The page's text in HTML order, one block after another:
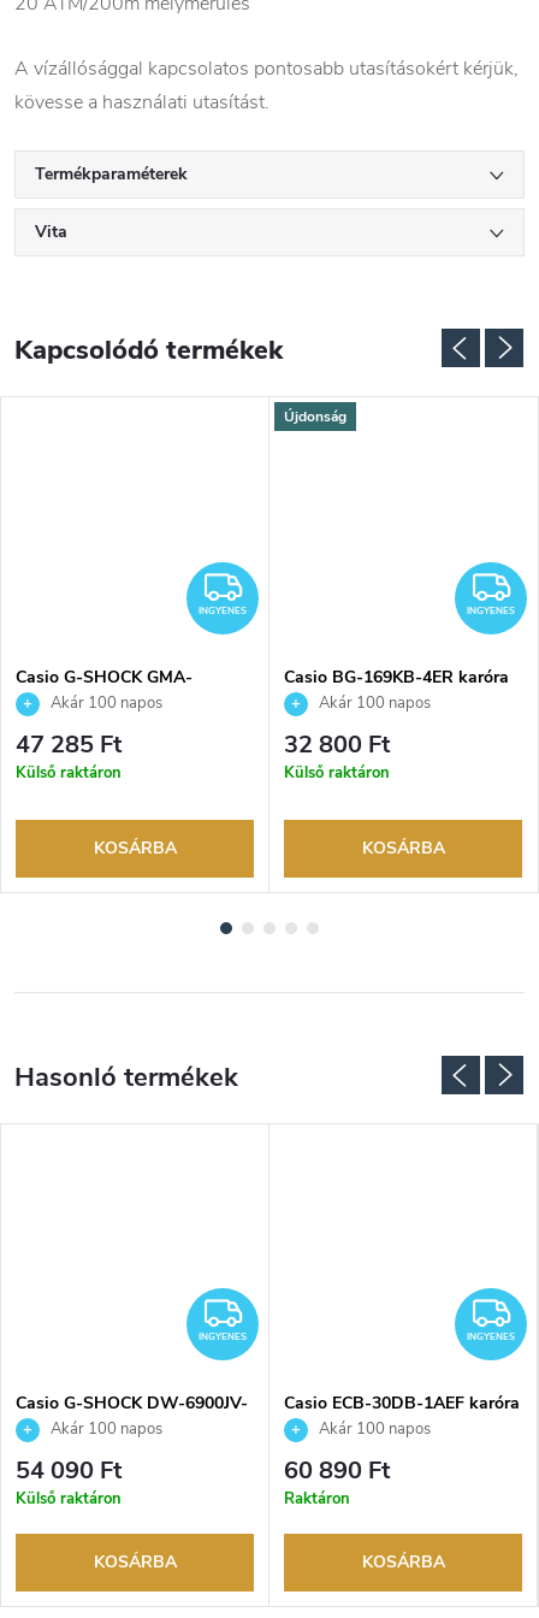
A vízállósággal kapcsolatos pontosabb utasításokért kérjük,
kövesse a használati utasítást.
Termékparaméterek
Vita
Kapcsolódó termékek
INGYENES
INGYENES
Casio G-SHOCK GMA-
P2110SC-4AER karóra
Akár 100 napos
visszaküldési lehetőség. Hivatalos
márkakereskedő.
47 285 Ft
Külső raktáron
KOSÁRBA
Újdonság
INGYENES
Casio BG-169KB-4ER karóra
Akár 100 napos
visszaküldési lehetőség. Hivatalos
márkakereskedő.
32 800 Ft
Külső raktáron
KOSÁRBA
INGYENES
INGYENES
Casio G-SHOCK DW-6900JV-
1ER karóra
Akár 100 napos
visszaküldési lehetőség. Hivatalos
márkakereskedő.
54 090 Ft
Külső raktáron
KOSÁRBA
INGYENES
Casio ECB-30DB-1AEF karóra
Akár 100 napos
visszaküldési lehetőség. Hivatalos
márkakereskedő.
60 890 Ft
Raktáron
KOSÁRBA